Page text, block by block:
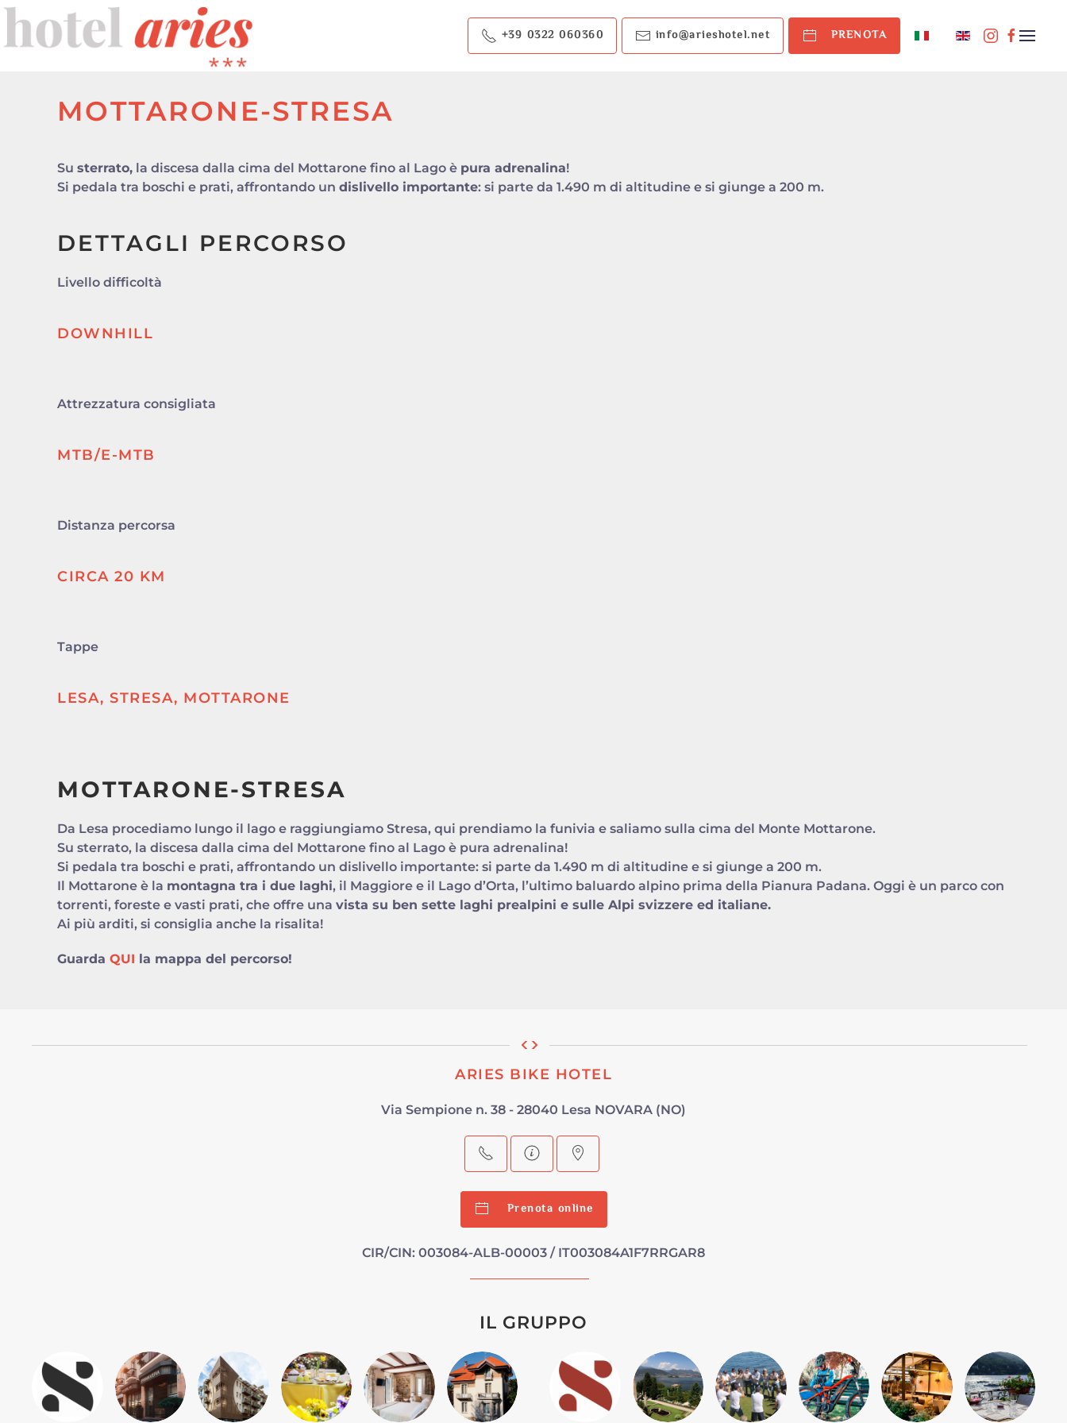
Skip to main content +39 0322 060360 info@arieshotel.net PRENOTA
MOTTARONE-STRESA
Su sterrato, la discesa dalla cima del Mottarone fino al Lago è pura adrenalina!
Si pedala tra boschi e prati, affrontando un dislivello importante: si parte da 1.490 m di altitudine e si giunge a 200 m.
DETTAGLI PERCORSO
Livello difficoltà
DOWNHILL
Attrezzatura consigliata
MTB/E-MTB
Distanza percorsa
CIRCA 20 KM
Tappe
LESA, STRESA, MOTTARONE
MOTTARONE-STRESA
Da Lesa procediamo lungo il lago e raggiungiamo Stresa, qui prendiamo la funivia e saliamo sulla cima del Monte Mottarone.
Su sterrato, la discesa dalla cima del Mottarone fino al Lago è pura adrenalina!
Si pedala tra boschi e prati, affrontando un dislivello importante: si parte da 1.490 m di altitudine e si giunge a 200 m.
Il Mottarone è la montagna tra i due laghi, il Maggiore e il Lago d’Orta, l’ultimo baluardo alpino prima della Pianura Padana. Oggi è un parco con
torrenti, foreste e vasti prati, che offre una vista su ben sette laghi prealpini e sulle Alpi svizzere ed italiane.
Ai più arditi, si consiglia anche la risalita!
Guarda QUI la mappa del percorso!
ARIES BIKE HOTEL
Via Sempione n. 38 - 28040 Lesa NOVARA (NO)
Prenota online
CIR/CIN: 003084-ALB-00003 / IT003084A1F7RRGAR8
IL GRUPPO